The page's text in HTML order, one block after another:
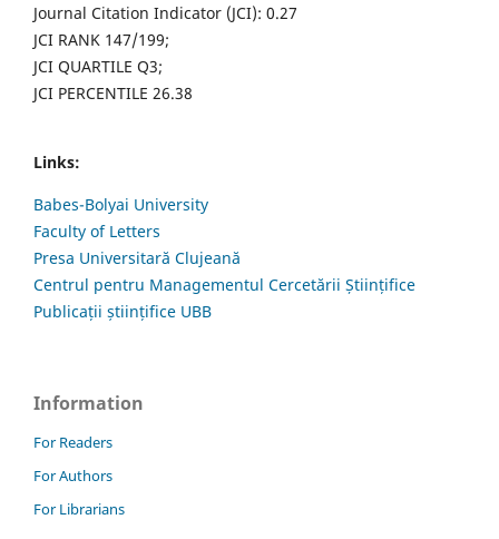
Journal Citation Indicator (JCI): 0.27
JCI RANK 147/199;
JCI QUARTILE Q3;
JCI PERCENTILE 26.38
Links:
Babes-Bolyai University
Faculty of Letters
Presa Universitară Clujeană
Centrul pentru Managementul Cercetării Științifice
Publicații științifice UBB
Information
For Readers
For Authors
For Librarians